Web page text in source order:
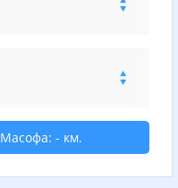
Масофа: - км.